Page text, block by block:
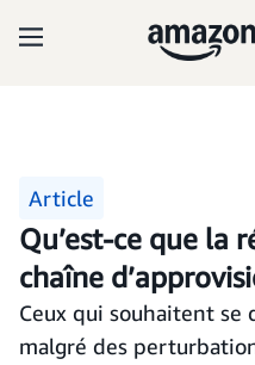
Article
Qu’est-ce que la
chaîne
Ceux qui souhaitent
malgré des